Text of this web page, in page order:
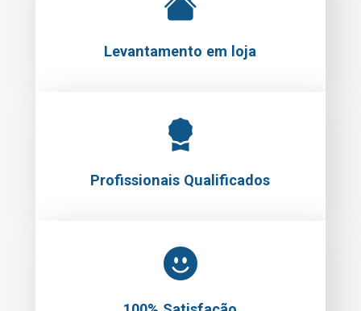
Levantamento em loja
Profissionais Qualificados